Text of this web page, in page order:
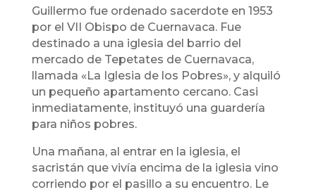
Guillermo fue ordenado sacerdote en 1953
por el VII Obispo de Cuernavaca. Fue
destinado a una iglesia del barrio del
mercado de Tepetates de Cuernavaca,
llamada «La Iglesia de los Pobres», y alquiló
un pequeño apartamento cercano. Casi
inmediatamente, instituyó una guardería
para niños pobres.
Una mañana, al entrar en la iglesia, el
sacristán que vivía encima de la iglesia vino
corriendo por el pasillo a su encuentro. Le